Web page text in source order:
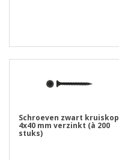
Schroeven zwart kruiskop
4x40 mm verzinkt (à 200
stuks)